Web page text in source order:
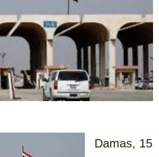
Damas, 15